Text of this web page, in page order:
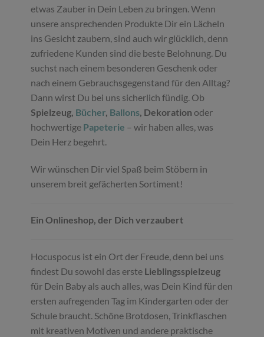
etwas Zauber in Dein Leben zu bringen. Wenn
unsere ansprechenden Produkte Dir ein Lächeln
ins Gesicht zaubern, sind auch wir glücklich, denn
zufriedene Kunden sind die beste Belohnung. Du
suchst nach einem besonderen Geschenk oder
nach einem Gebrauchsgegenstand für den Alltag?
Dann wirst Du bei uns sicherlich fündig. Ob
Spielzeug, Bücher, Ballons, Dekoration oder
hochwertige Papeterie – wir haben alles, was
Dein Herz begehrt.
Wir wünschen Dir viel Spaß beim Stöbern in
unserem breit gefächerten Sortiment!
Ein Onlineshop, der Dich verzaubert
Hocuspocus ist ein Ort der Freude, denn bei uns
findest Du sowohl das erste Lieblingsspielzeug
für Dein Baby als auch alles, was Dein Kind für den
ersten aufregenden Tag im Kindergarten oder der
Schule braucht. Schöne Brotdosen, Trinkflaschen
mit kreativen Motiven und andere praktische